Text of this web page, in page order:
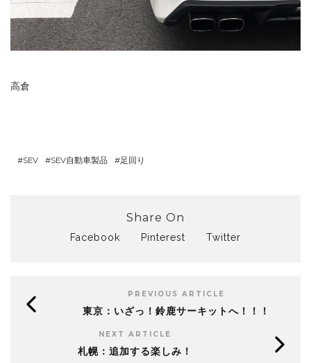
高倉
SEV SEV自動車製品 足回り
Share On
Facebook Pinterest Twitter
PREVIOUS ARTICLE
東京：いざっ！鈴鹿サーキットへ！！！
NEXT ARTICLE
札幌：追加する楽しみ！